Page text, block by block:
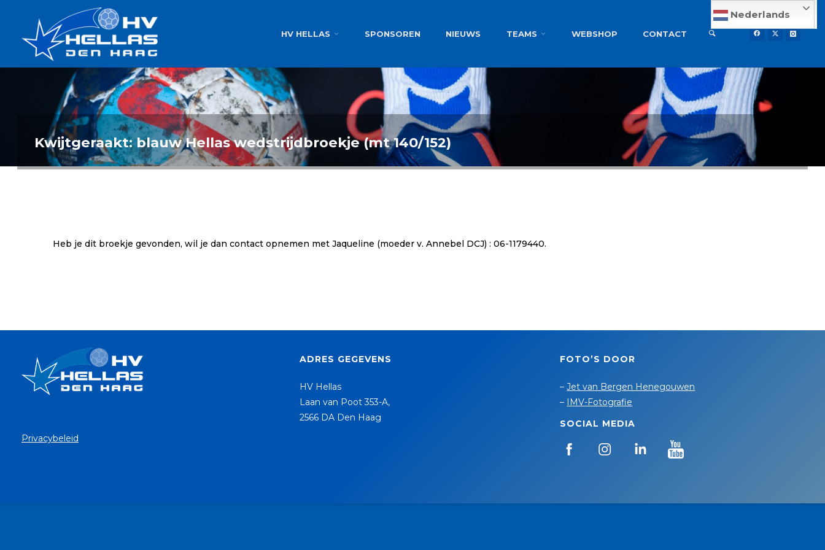
AMBITIE
HV HELLAS SPONSOREN NIEUWS TEAMS WEBSHOP CONTACT
Nederlands
Kwijtgeraakt: blauw Hellas wedstrijdbroekje (mt 140/152)
Heb je dit broekje gevonden, wil je dan contact opnemen met Jaqueline (moeder v. Annebel DCJ) : 06-1179440.
Privacybeleid
ADRES GEGEVENS
HV Hellas
Laan van Poot 353-A,
2566 DA Den Haag
FOTO’S DOOR
–Jet van Bergen Henegouwen
– IMV-Fotografie
SOCIAL MEDIA